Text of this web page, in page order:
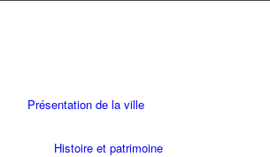
Présentation de la ville
Histoire et patrimoine